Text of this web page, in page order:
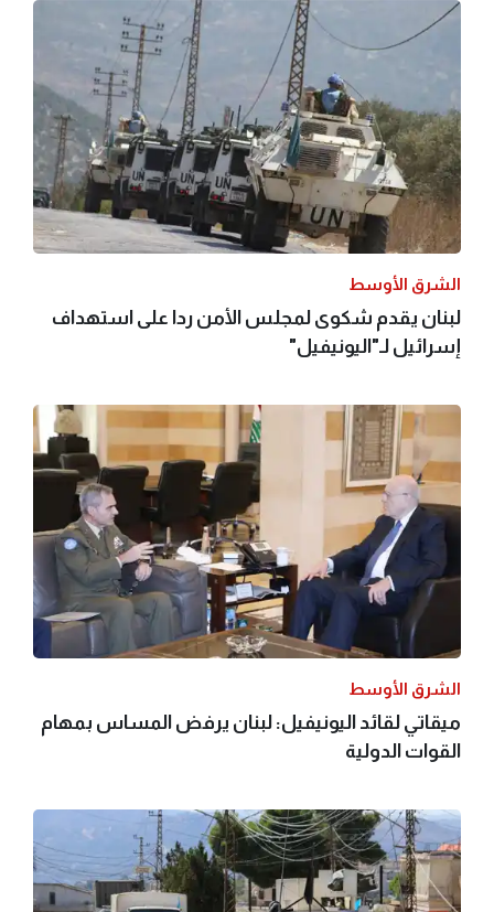
الشرق الأوسط
لبنان يقدم شكوى لمجلس الأمن ردا على استهداف
إسرائيل لـ"اليونيفيل"
الشرق الأوسط
ميقاتي لقائد اليونيفيل: لبنان يرفض المساس بمهام
القوات الدولية